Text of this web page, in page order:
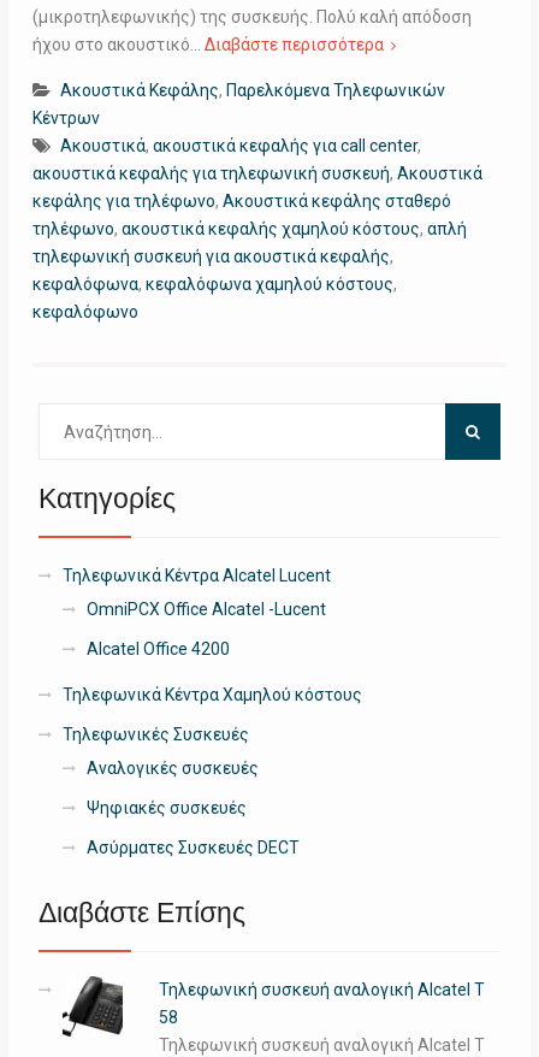
(μικροτηλεφωνικής) της συσκευής. Πολύ καλή απόδοση
ήχου στο ακουστικό… Διαβάστε περισσότερα
Ακουστικά Κεφάλης, Παρελκόμενα Τηλεφωνικών
Κέντρων
Ακουστικά, ακουστικά κεφαλής για call center,
ακουστικά κεφαλής για τηλεφωνική συσκευή, Ακουστικά
κεφάλης για τηλέφωνο, Ακουστικά κεφάλης σταθερό
τηλέφωνο, ακουστικά κεφαλής χαμηλού κόστους, απλή
τηλεφωνική συσκευή για ακουστικά κεφαλής,
κεφαλόφωνα, κεφαλόφωνα χαμηλού κόστους,
κεφαλόφωνο
για:
Κατηγορίες
Τηλεφωνικά Κέντρα Alcatel Lucent
OmniPCX Office Alcatel -Lucent
Alcatel Office 4200
Τηλεφωνικά Κέντρα Χαμηλού κόστους
Τηλεφωνικές Συσκευές
Αναλογικές συσκευές
Ψηφιακές συσκευές
Ασύρματες Συσκευές DECT
Διαβάστε Επίσης
Τηλεφωνική συσκευή αναλογική Alcatel T
58
Τηλεφωνική συσκευή αναλογική Alcatel T